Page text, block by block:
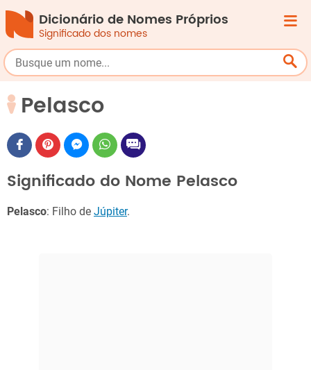
Dicionário de Nomes Próprios
Significado dos nomes
Pelasco
Significado do Nome Pelasco
Pelasco: Filho de Júpiter.